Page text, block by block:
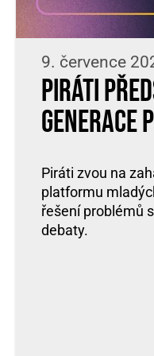
9. července
Piráti
generace
Piráti zvou na
platformu
řešení problémů
debaty.